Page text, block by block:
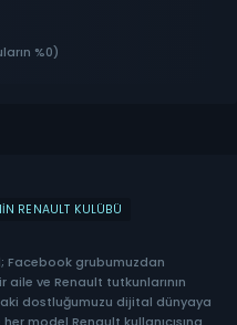
%0)
RENAULT KULÜBÜ
Facebook grubumuzdan
aile ve Renault tutkunlarının
dostluğumuzu dijital dünyaya
model Renault kullanıcısına